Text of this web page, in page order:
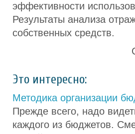
эффективности
Результаты анализа
собственных средств.
Это интересно:
Методика организации
Прежде всего, надо
каждого из бюджетов.